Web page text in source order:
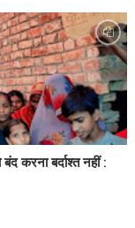
करना बर्दाश्त नहीं :